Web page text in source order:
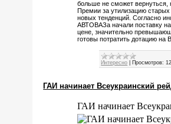
больше не сможет вернуться,
Премии за утилизацию
новых тенденций. Согласно
АВТОВАЗа начали поставку
цене, значительно
готовы потратить дотацию
Интересно Просмотров:
ГАИ начинает Всеукраинский
ГАИ начинает